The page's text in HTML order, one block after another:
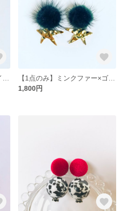
1,800円